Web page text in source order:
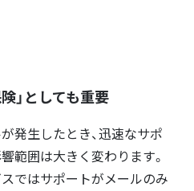
」としても重要
発生したとき、迅速なサポ
範囲は大きく変わります。
ではサポートがメールのみ